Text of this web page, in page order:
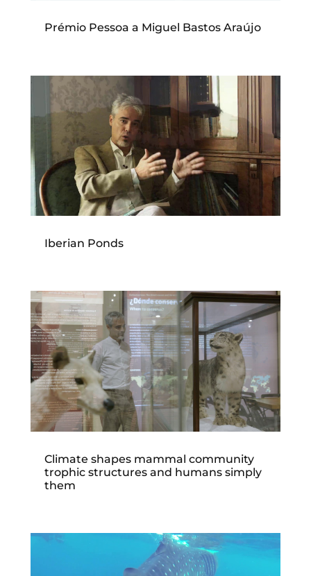
Prémio Pessoa a Miguel Bastos Araújo
Iberian Ponds
Climate shapes mammal community
trophic structures and humans simply
them